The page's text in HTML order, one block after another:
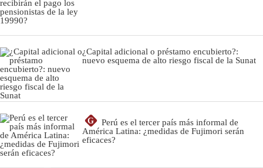
¿Capital adicional o préstamo encubierto?:
nuevo esquema de alto riesgo fiscal de la Sunat
G
Perú es el tercer país más informal de
América Latina: ¿medidas de Fujimori serán
eficaces?